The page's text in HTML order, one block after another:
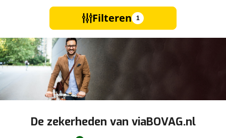
Filteren 1
De zekerheden van viaBOVAG.nl